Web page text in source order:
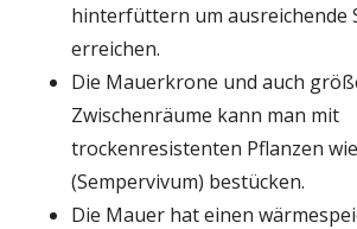
hinterfüttern um ausreichende
erreichen.
Die Mauerkrone und auch
Zwischenräume kann man mit
trockenresistenten Pflanzen
(Sempervivum) bestücken.
Die Mauer hat einen